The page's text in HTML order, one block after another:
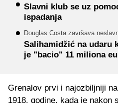
Slavni klub se uz
ispadanja
Douglas Costa završava
Salihamidžić na udaru
je "bacio" 11 miliona
Grenalov prvi i najozbiljniji
1918. godine, kada je nakon